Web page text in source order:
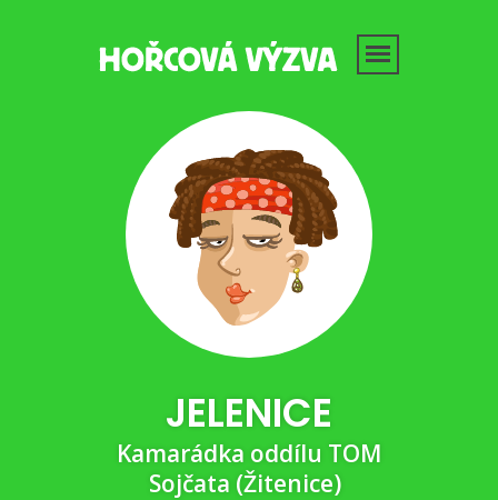
JELENICE
Kamarádka oddílu TOM
Sojčata (Žitenice)